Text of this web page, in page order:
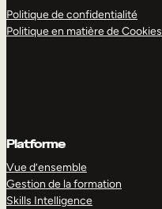
Politique de confidentialité
Politique en matière de Cookies
Platforme
Vue d’ensemble
Gestion de la formation
Skills Intelligence